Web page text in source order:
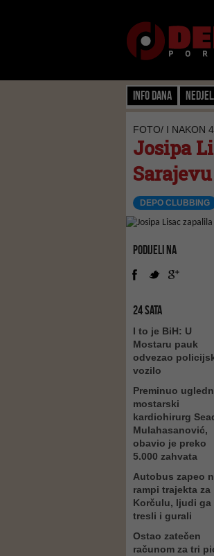
Info dana
FOTO/ I NAKON
Josipa
Sarajevu
DEPO CLUBBING
PODIJELI NA
24 SATA
I to je BiH: U
Mostaru pauk
odvezao
vozilo
Preminuo
mostarski
kardiohirurg
Mulahasanović,
obavio je preko
5.000 zahvata
Autobus zapeo
rampi trajekta za
Korčulu, ljudi ga
tresli i gurali
Ostao zatečen
računom za tri